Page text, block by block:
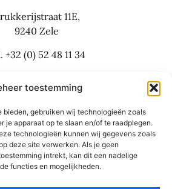
toestemming
bieden, gebruiken wij technologieën zoals
je apparaat op te slaan en/of te raadplegen.
technologieën kunnen wij gegevens zoals
deze site verwerken. Als je geen
intrekt, kan dit een nadelige
functies en mogelijkheden.
11E,
9240 Zele
+32 (0) 52 48 11 34
Bijkantoor:
Grote Baan 30
9310 Aalst